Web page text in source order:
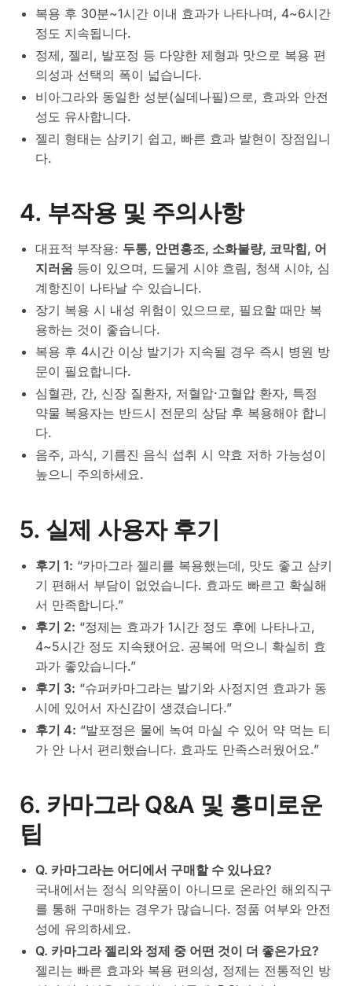
복용 후 30분~1시간 이내 효과가 나타나며, 4~6시간
정도 지속됩니다.
정제, 젤리, 발포정 등 다양한 제형과 맛으로 복용 편
의성과 선택의 폭이 넓습니다.
비아그라와 동일한 성분(실데나필)으로, 효과와 안전
성도 유사합니다.
젤리 형태는 삼키기 쉽고, 빠른 효과 발현이 장점입니
다.
4. 부작용 및 주의사항
대표적 부작용: 두통, 안면홍조, 소화불량, 코막힘, 어
지러움 등이 있으며, 드물게 시야 흐림, 청색 시야, 심
계항진이 나타날 수 있습니다.
장기 복용 시 내성 위험이 있으므로, 필요할 때만 복
용하는 것이 좋습니다.
복용 후 4시간 이상 발기가 지속될 경우 즉시 병원 방
문이 필요합니다.
심혈관, 간, 신장 질환자, 저혈압·고혈압 환자, 특정
약물 복용자는 반드시 전문의 상담 후 복용해야 합니
다.
음주, 과식, 기름진 음식 섭취 시 약효 저하 가능성이
높으니 주의하세요.
5. 실제 사용자 후기
후기 1: “카마그라 젤리를 복용했는데, 맛도 좋고 삼키
기 편해서 부담이 없었습니다. 효과도 빠르고 확실해
서 만족합니다.”
후기 2: “정제는 효과가 1시간 정도 후에 나타나고,
4~5시간 정도 지속됐어요. 공복에 먹으니 확실히 효
과가 좋았습니다.”
후기 3: “슈퍼카마그라는 발기와 사정지연 효과가 동
시에 있어서 자신감이 생겼습니다.”
후기 4: “발포정은 물에 녹여 마실 수 있어 약 먹는 티
가 안 나서 편리했습니다. 효과도 만족스러웠어요.”
6. 카마그라 Q&A 및 흥미로운
팁
Q. 카마그라는 어디에서 구매할 수 있나요?
국내에서는 정식 의약품이 아니므로 온라인 해외직구
를 통해 구매하는 경우가 많습니다. 정품 여부와 안전
성에 유의하세요.
Q. 카마그라 젤리와 정제 중 어떤 것이 더 좋은가요?
젤리는 빠른 효과와 복용 편의성, 정제는 전통적인 방